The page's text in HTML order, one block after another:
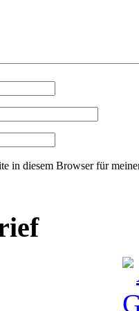
in diesem Browser für